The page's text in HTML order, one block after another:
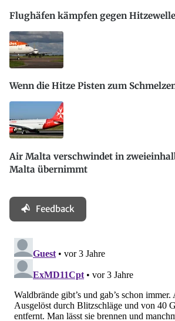
Flughäfen kämpfen gegen Hitzewelle
Wenn die Hitze Pisten zum
Air Malta verschwindet in
Malta übernimmt
Feedback